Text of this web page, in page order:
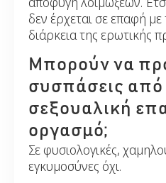
δεν έρχεται σε επαφή
διάρκεια της ερωτικής
Μπορούν να
συσπάσεις από
σεξουαλική
οργασμό;
Σε φυσιολογικές,
εγκυμοσύνες όχι.